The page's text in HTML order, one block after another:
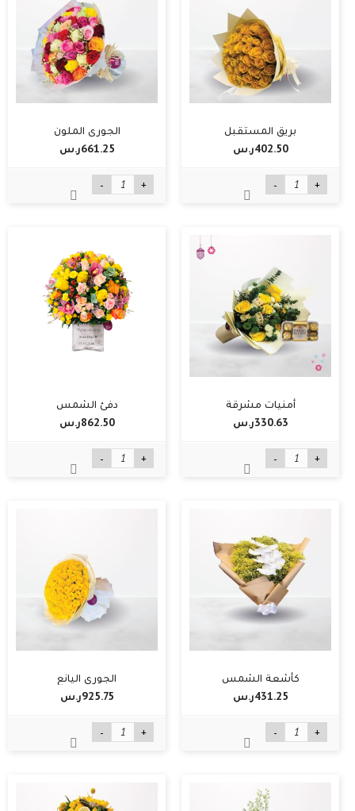
بريق المستقبل
402.50ر.س‏
- +
الجوري الملون
661.25ر.س‏
- +
أمنيات مشرقة
330.63ر.س‏
- +
دفئ الشمس
862.50ر.س‏
- +
كأشعة الشمس
431.25ر.س‏
- +
الجوري اليانع
925.75ر.س‏
- +